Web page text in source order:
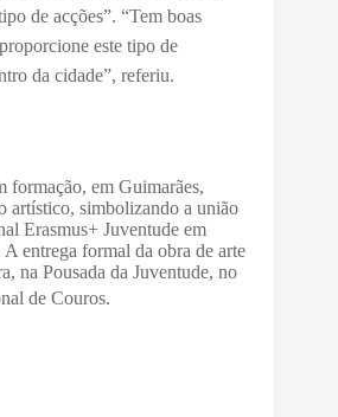
de acções”. “Tem boas
este tipo de
da cidade”, referiu.
formação, em Guimarães,
artístico, simbolizando a união
Erasmus+ Juventude em
entrega formal da obra de arte
na Pousada da Juventude, no
de Couros.